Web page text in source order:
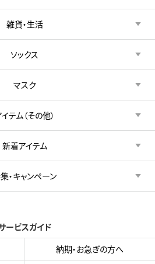
雑貨・生活
ソックス
マスク
テム（その他）
新着アイテム
・キャンペーン
ービスガイド
納期・お急ぎの方へ